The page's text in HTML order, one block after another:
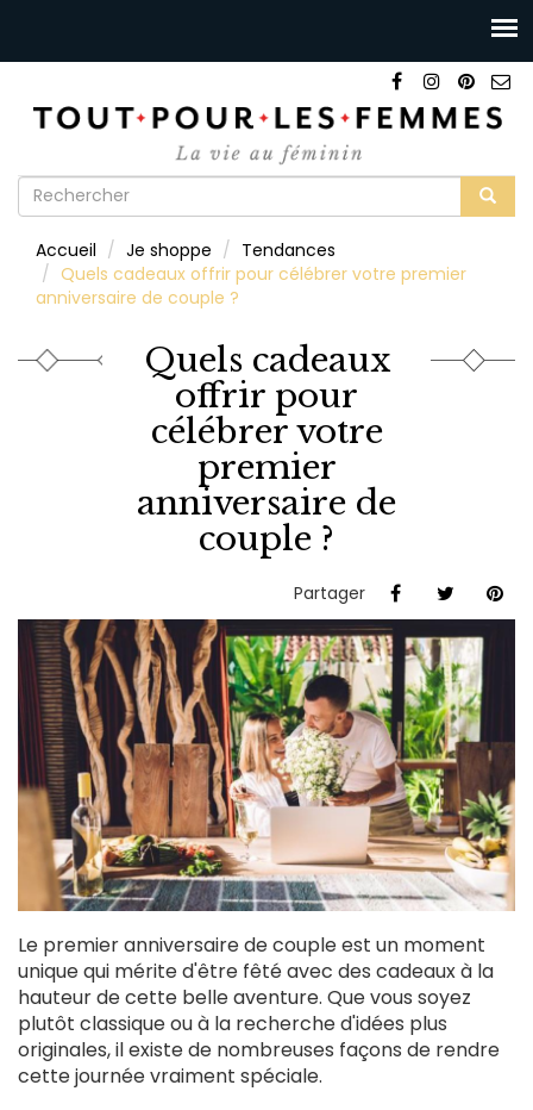
Formulaire
recherche
Accueil Je shoppe
Tendances
Quels cadeaux offrir pour célébrer votre premier
anniversaire de couple ?
Quels cadeaux
offrir pour
célébrer votre
premier
anniversaire de
couple ?
Partager
Le premier anniversaire de couple est un moment
unique qui mérite d'être fêté avec des cadeaux à la
hauteur de cette belle aventure. Que vous soyez
plutôt classique ou à la recherche d'idées plus
originales, il existe de nombreuses façons de rendre
cette journée vraiment spéciale.